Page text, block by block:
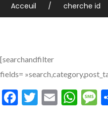
Acceuil cherche id
[searchandfilter
fields=
Facebook
Twitter
Email